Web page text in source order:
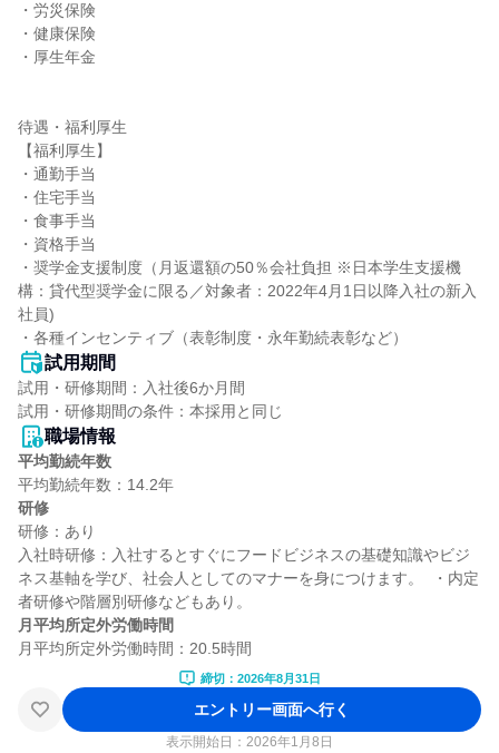
・労災保険
・健康保険
・厚生年金
待遇・福利厚生
【福利厚生】
・通勤手当
・住宅手当
・食事手当
・資格手当
・奨学金支援制度（月返還額の50％会社負担 ※日本学生支援機
構：貸代型奨学金に限る／対象者：2022年4月1日以降入社の新入
社員)
・各種インセンティブ（表彰制度・永年勤続表彰など）
試用期間
試用・研修期間：入社後6か月間
職場情報
平均勤続年数
研修
研修：あり
入社時研修：入社するとすぐにフードビジネスの基礎知識やビジ
ネス基軸を学び、社会人としてのマナーを身につけます。  ・内定
月平均所定外労働時間
締切：2026年8月31日
エントリー画面へ行く
表示開始日：2026年1月8日